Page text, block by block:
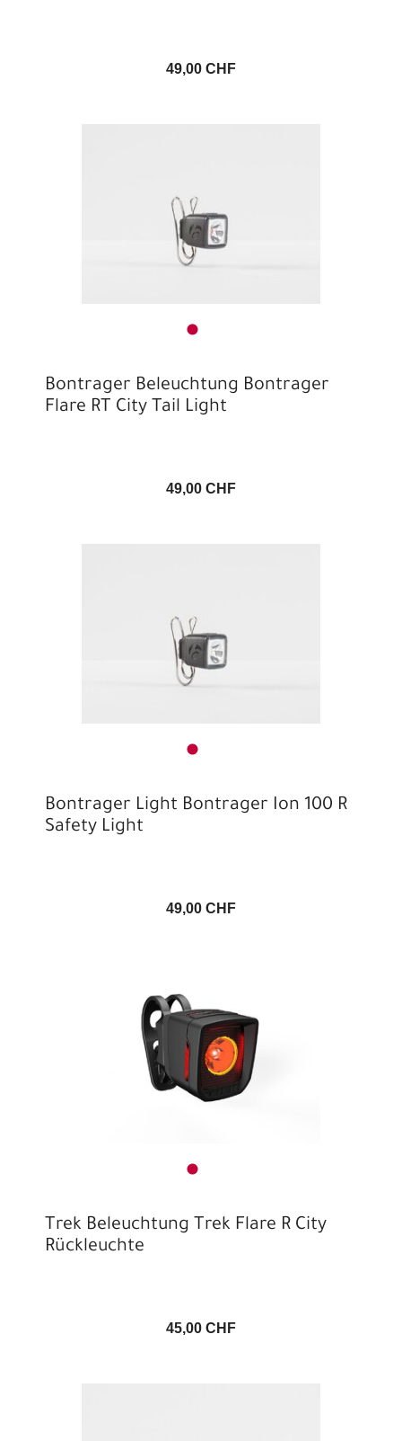
49,00 CHF
Bontrager Beleuchtung Bontrager
Flare RT City Tail Light
49,00 CHF
Bontrager Light Bontrager Ion 100 R
Safety Light
49,00 CHF
Trek Beleuchtung Trek Flare R City
Rückleuchte
45,00 CHF